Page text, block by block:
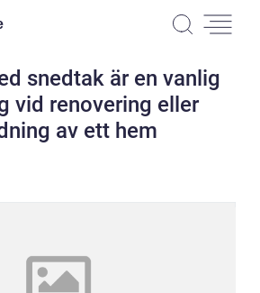
snedtak är en vanlig
vid renovering eller
av ett hem